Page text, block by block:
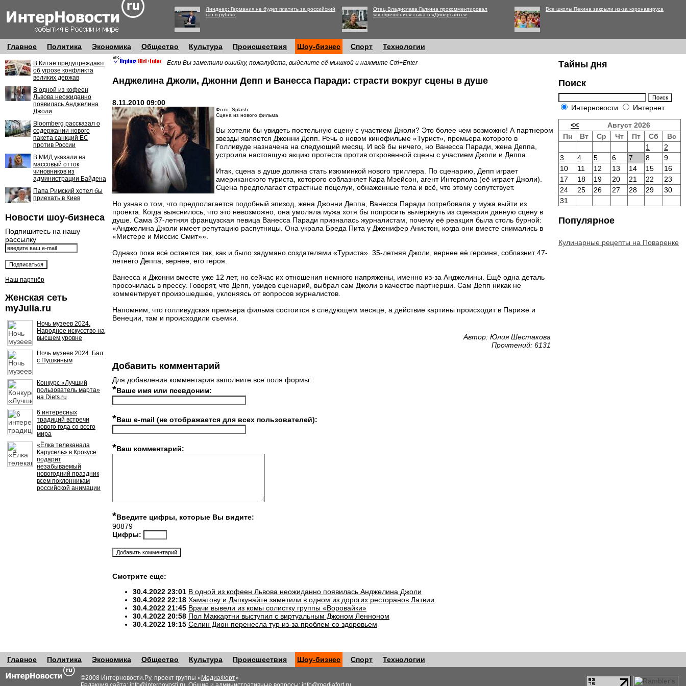
Линднер: Германия не будет платить за российский
газ в рублях
Отец Владислава Галкина прокомментировал
«воскрешение» сына в «Диверсанте»
Все школы Пекина закрыли из-за коронавируса
Главное Политика Экономика Общество Культура Происшествия Шоу-бизнес Спорт Технологии
В Китае предупреждают
об угрозе конфликта
великих держав
В одной из кофеен
Львова неожиданно
появилась Анджелина
Джоли
Bloomberg рассказал о
содержании нового
пакета санкций ЕС
против России
В МИД указали на
массовый отток
чиновников из
администрации Байдена
Папа Римский хотел бы
приехать в Киев
Новости шоу-бизнеса
Подпишитесь на нашу
рассылку
Наш партнёр
Женская сеть
myJulia.ru
Ночь музеев 2024.
Народное искусство на
высшем уровне
Ночь музеев 2024. Бал
с Пушкиным
Конкурс «Лучший
пользователь марта»
на Diets.ru
6 интересных
традиций встречи
нового года со всего
мира
«Ёлка телеканала
Карусель» в Крокусе
подарит
незабываемый
новогодний праздник
всем поклонникам
российской анимации
Если Вы заметили ошибку, пожалуйста, выделите её мышкой и нажмите Ctrl+Enter
Анджелина Джоли, Джонни Депп и Ванесса Паради: страсти вокруг сцены в душе
8.11.2010 09:00
Фото: Splash
Сцена из нового фильма
Вы хотели бы увидеть постельную сцену с участием Джоли? Это более чем возможно! А партнером
звезды является Джонни Депп. Речь о новом кинофильме «Турист», премьера которого в
Голливуде назначена на следующий месяц. И всё бы ничего, но Ванесса Паради, жена Деппа,
устроила настоящую акцию протеста против откровенной сцены с участием Джоли и Деппа.
Итак, сцена в душе должна стать изюминкой нового триллера. По сценарию, Депп играет
американского туриста, которого соблазняет Кара Мэейсон, агент Интерпола (её играет Джоли).
Сцена предполагает страстные поцелуи, обнаженные тела и всё, что этому сопутствует.
Но узнав о том, что предполагается подобный эпизод, жена Джонни Деппа, Ванесса Паради потребовала у мужа выйти из
проекта. Когда выяснилось, что это невозможно, она умоляла мужа хотя бы попросить вычеркнуть из сценария данную сцену в
душе. Сама 37-летняя французская певица Ванесса Паради призналась журналистам, почему её реакция была столь бурной:
«Анджелина Джоли имеет репутацию распутницы. Она украла Бреда Пита у Дженифер Анистон, когда они вместе снимались в
«Мистере и Миссис Смит»».
Однако пока всё остается так, как и было задумано создателями «Туриста». 35-летняя Джоли, вернее её героиня, соблазнит 47-
летнего Деппа, вернее, его героя.
Ванесса и Джонни вместе уже 12 лет, но сейчас их отношения немного напряжены, именно из-за Анджелины. Ещё одна деталь
просочилась в прессу. Говорят, что Депп, увидев сценарий, выбрал сам Джоли в качестве партнерши. Сам Депп никак не
комментирует произошедшее, уклоняясь от вопросов журналистов.
Напомним, что голливудская премьера фильма состоится в следующем месяце, а действие картины происходит в Париже и
Венеции, там и происходили съемки.
Автор: Юлия Шестакова
Прочтений: 6131
Добавить комментарий
Для добавления комментария заполните все поля формы:
*Ваше имя или псевдоним:
*Ваш e-mail (не отображается для всех пользователей):
*Ваш комментарий:
*Введите цифры, которые Вы видите:
90879
Цифры:
Смотрите еще:
30.4.2022 23:01 В одной из кофеен Львова неожиданно появилась Анджелина Джоли
30.4.2022 22:18 Хаматову и Дапкунайте заметили в одном из дорогих ресторанов Латвии
30.4.2022 21:45 Врачи вывели из комы солистку группы «Воровайки»
30.4.2022 20:58 Пол Маккартни выступил с виртуальным Джоном Ленноном
30.4.2022 19:15 Селин Дион перенесла тур из-за проблем со здоровьем
Тайны дня
Поиск
Интерновости Интернет
<<
Август 2026
Пн
Вт Ср Чт Пт Сб
Вс
1
2
3
4 5 6 7 8
9
10
11 12 13 14 15
16
17
18 19 20 21 22
23
24
25 26 27 28 29
30
31
Популярное
Кулинарные рецепты на Поваренке
Главное Политика Экономика Общество Культура Происшествия Шоу-бизнес Спорт Технологии
©2008 Интерновости.Ру, проект группы « МедиаФорт»